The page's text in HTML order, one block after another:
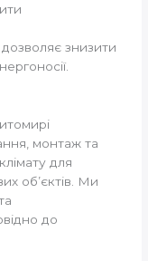
знизити
монтаж та
для
об’єктів. Ми
до